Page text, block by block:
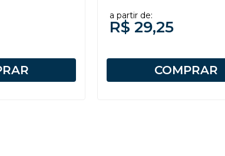
a partir de:
R$ 29,25
COMPRAR